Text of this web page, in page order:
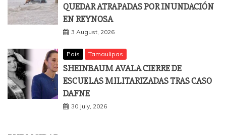
QUEDAR ATRAPADAS POR INUNDACIÓN
EN REYNOSA
3 August, 2026
País Tamaulipas
SHEINBAUM AVALA CIERRE DE
ESCUELAS MILITARIZADAS TRAS CASO
DAFNE
30 July, 2026